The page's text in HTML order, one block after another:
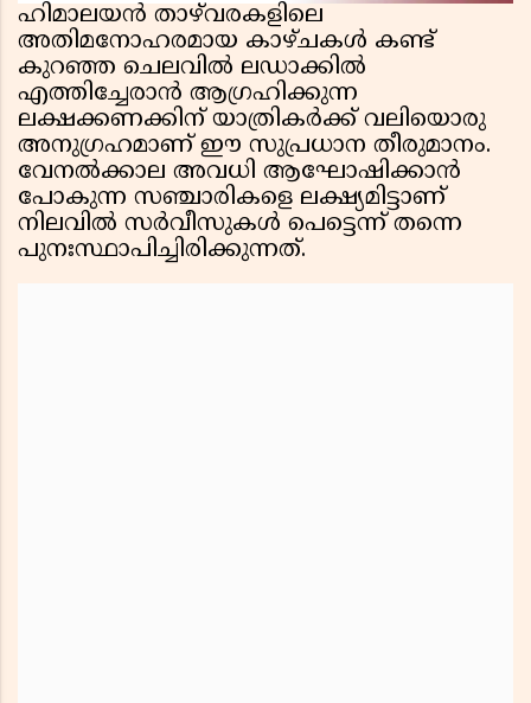
ഹിമാലയൻ താഴ്‌വരകളിലെ
അതിമനോഹരമായ കാഴ്ചകൾ കണ്ട്
കുറഞ്ഞ ചെലവിൽ ലഡാക്കിൽ
എത്തിച്ചേരാൻ ആഗ്രഹിക്കുന്ന
ലക്ഷക്കണക്കിന് യാത്രികർക്ക് വലിയൊരു
അനുഗ്രഹമാണ് ഈ സുപ്രധാന തീരുമാനം.
വേനൽക്കാല അവധി ആഘോഷിക്കാൻ
പോകുന്ന സഞ്ചാരികളെ ലക്ഷ്യമിട്ടാണ്
നിലവിൽ സർവീസുകൾ പെട്ടെന്ന് തന്നെ
പുനഃസ്ഥാപിച്ചിരിക്കുന്നത്.